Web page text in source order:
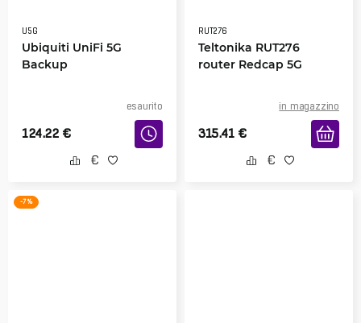
U5G
Ubiquiti UniFi 5G
Backup
esaurito
124.22 €
RUT276
Teltonika RUT276
router Redcap 5G
in magazzino
315.41 €
-7 %